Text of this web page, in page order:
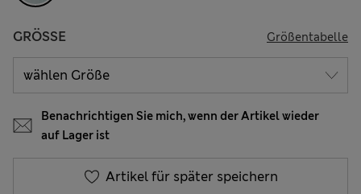
GRÖSSE Größentabelle
Benachrichtigen Sie mich, wenn der Artikel wieder
auf Lager ist
Artikel für später speichern